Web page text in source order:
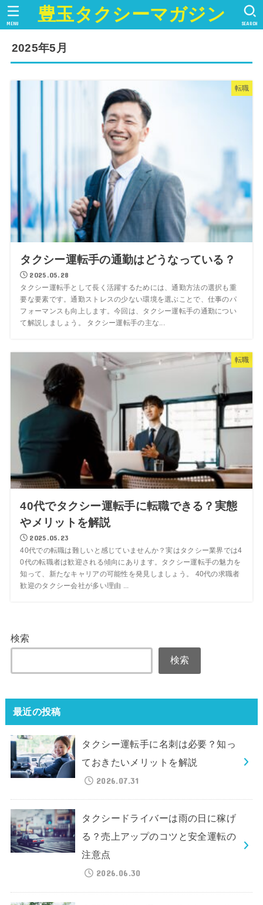
豊玉タクシーマガジン SEARCH
MENU
2025年5月
転職
タクシー運転手の通勤はどうなっている？
2025.05.28
タクシー運転手として長く活躍するためには、通勤方法の選択も重
要な要素です。通勤ストレスの少ない環境を選ぶことで、仕事のパ
フォーマンスも向上します。今回は、タクシー運転手の通勤につい
て解説しましょう。 タクシー運転手の主な...
転職
40代でタクシー運転手に転職できる？実態
やメリットを解説
2025.05.23
40代での転職は難しいと感じていませんか？実はタクシー業界では4
0代の転職者は歓迎される傾向にあります。タクシー運転手の魅力を
知って、新たなキャリアの可能性を発見しましょう。 40代の求職者
歓迎のタクシー会社が多い理由 ...
検索
検索
最近の投稿
タクシー運転手に名刺は必要？知っ
ておきたいメリットを解説
2026.07.31
タクシードライバーは雨の日に稼げ
る？売上アップのコツと安全運転の
注意点
2026.06.30